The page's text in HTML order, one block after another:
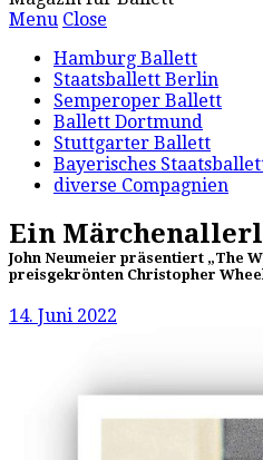
Menu Close
Hamburg Ballett
Staatsballett Berlin
Semperoper Ballett
Ballett Dortmund
Stuttgarter Ballett
Bayerisches
diverse Compagnien
Ein
John Neumeier präsentiert „The
preisgekrönten Christopher
14. Juni 2022